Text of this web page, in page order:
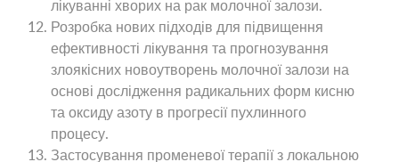
лікуванні хворих на рак молочної залози.
Розробка нових підходів для підвищення
ефективності лікування та прогнозування
злоякісних новоутворень молочної залози на
основі дослідження радикальних форм кисню
та оксиду азоту в прогресії пухлинного
процесу.
Застосування променевої терапії з локальною